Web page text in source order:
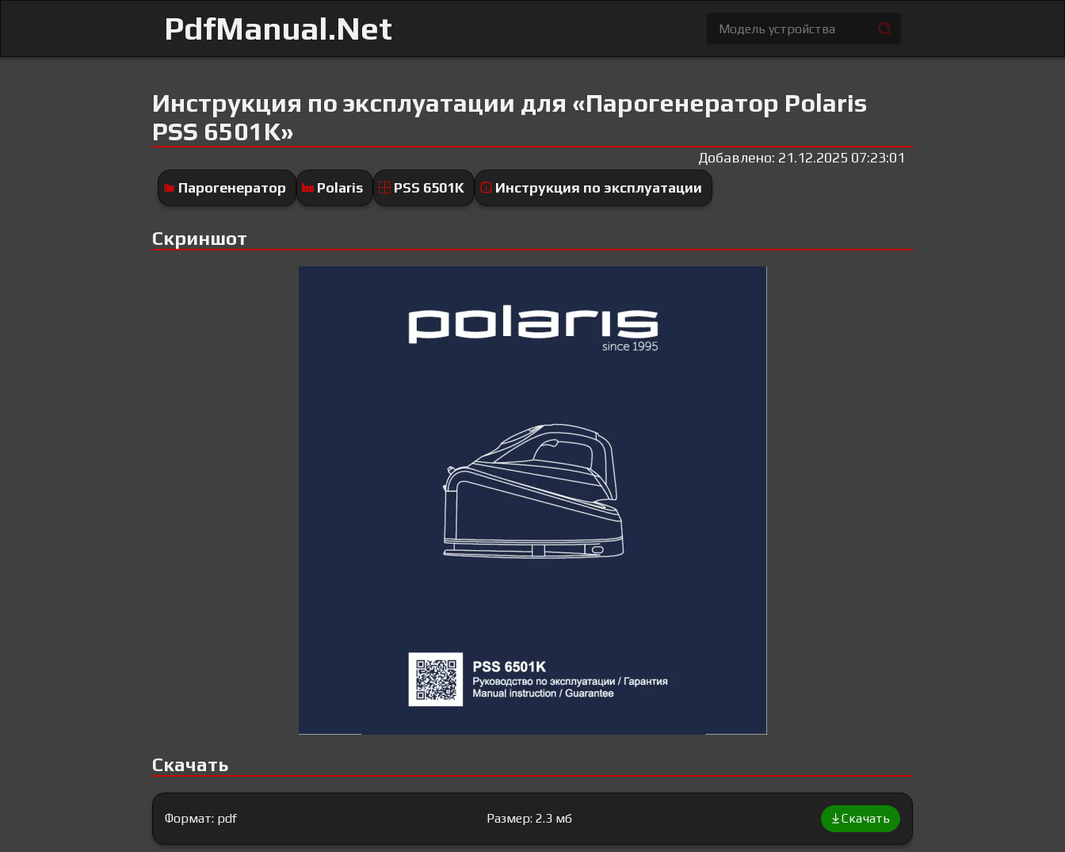
PdfManual.Net
Инструкция по эксплуатации для «Парогенератор Polaris
PSS 6501K»
Добавлено: 21.12.2025 07:23:01
Парогенератор
Polaris PSS 6501K Инструкция по эксплуатации
Скриншот
Скачать
Формат: pdf Размер: 2.3 мб Скачать